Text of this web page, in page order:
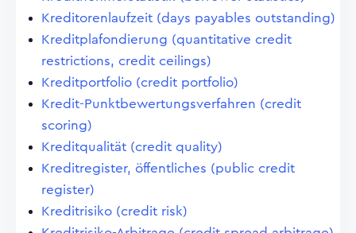
Kreditorenlaufzeit (days payables outstanding)
Kreditplafondierung (quantitative credit
restrictions, credit ceilings)
Kreditportfolio (credit portfolio)
Kredit-Punktbewertungsverfahren (credit
scoring)
Kreditqualität (credit quality)
Kreditregister, öffentliches (public credit
register)
Kreditrisiko (credit risk)